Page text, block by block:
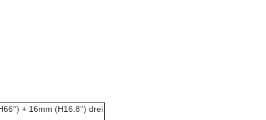
+ 16mm (H16.8°) drei